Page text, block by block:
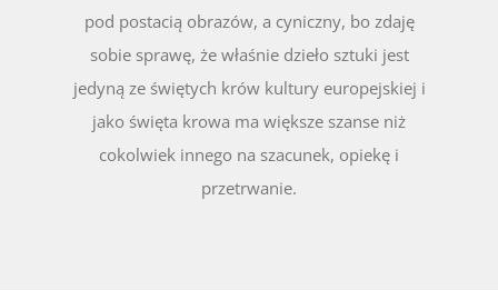
pod postacią obrazów, a cyniczny, bo zdaję
sobie sprawę, że właśnie dzieło sztuki jest
jedyną ze świętych krów kultury europejskiej i
jako święta krowa ma większe szanse niż
cokolwiek innego na szacunek, opiekę i
przetrwanie.